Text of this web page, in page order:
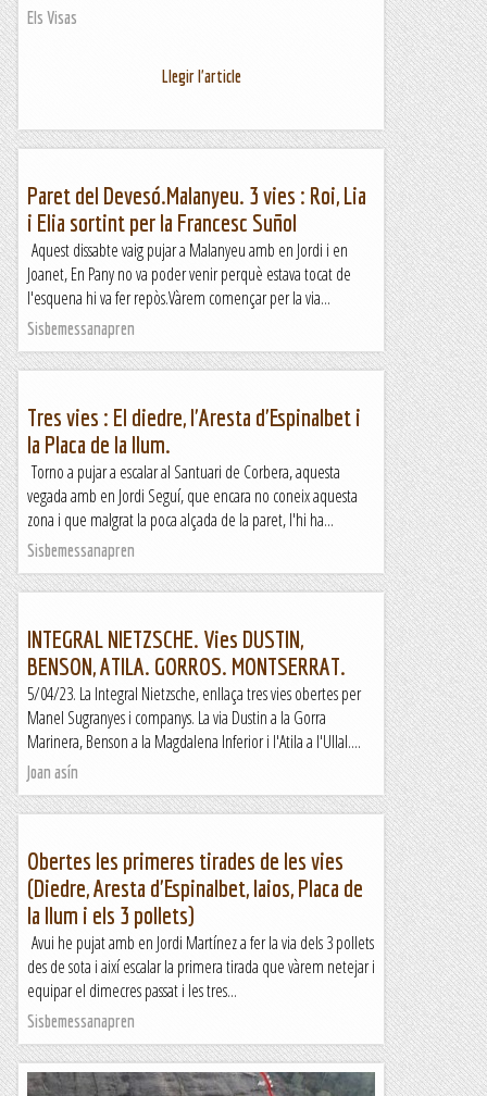
Els Visas
Llegir l'article
Paret del Devesó.Malanyeu. 3 vies : Roi, Lia
i Elia sortint per la Francesc Suñol
Aquest dissabte vaig pujar a Malanyeu amb en Jordi i en
Joanet, En Pany no va poder venir perquè estava tocat de
l'esquena hi va fer repòs.Vàrem començar per la via...
Sisbemessanapren
Tres vies : El diedre, l'Aresta d'Espinalbet i
la Placa de la llum.
Torno a pujar a escalar al Santuari de Corbera, aquesta
vegada amb en Jordi Seguí, que encara no coneix aquesta
zona i que malgrat la poca alçada de la paret, l'hi ha...
Sisbemessanapren
INTEGRAL NIETZSCHE. Vies DUSTIN,
BENSON, ATILA. GORROS. MONTSERRAT.
5/04/23. La Integral Nietzsche, enllaça tres vies obertes per
Manel Sugranyes i companys. La via Dustin a la Gorra
Marinera, Benson a la Magdalena Inferior i l'Atila a l'Ullal....
Joan asín
Obertes les primeres tirades de les vies
(Diedre, Aresta d'Espinalbet, Iaios, Placa de
la llum i els 3 pollets)
Avui he pujat amb en Jordi Martínez a fer la via dels 3 pollets
des de sota i així escalar la primera tirada que vàrem netejar i
equipar el dimecres passat i les tres...
Sisbemessanapren